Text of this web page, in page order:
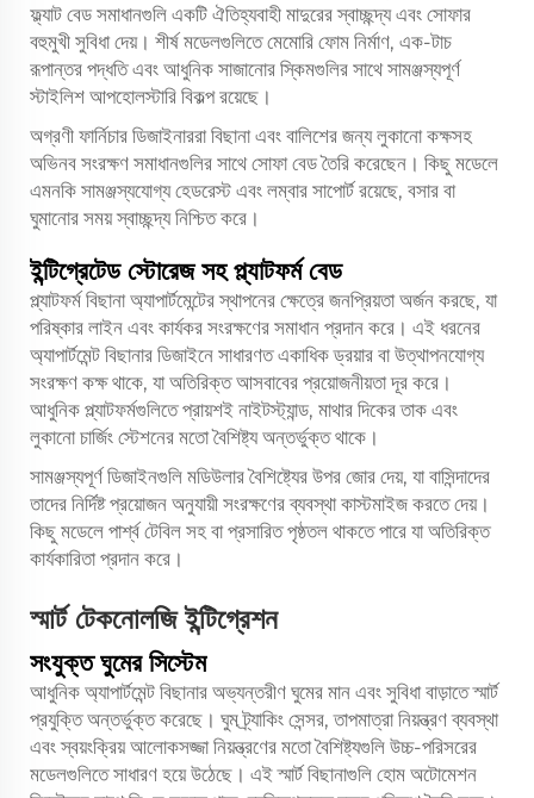
ফ্ল্যাট বেড সমাধানগুলি একটি ঐতিহ্যবাহী মাদুরের স্বাচ্ছন্দ্য এবং সোফার
বহুমুখী সুবিধা দেয়। শীর্ষ মডেলগুলিতে মেমোরি ফোম নির্মাণ, এক-টাচ
রূপান্তর পদ্ধতি এবং আধুনিক সাজানোর স্কিমগুলির সাথে সামঞ্জস্যপূর্ণ
স্টাইলিশ আপহোলস্টারি বিকল্প রয়েছে।
অগ্রণী ফার্নিচার ডিজাইনাররা বিছানা এবং বালিশের জন্য লুকানো কক্ষসহ
অভিনব সংরক্ষণ সমাধানগুলির সাথে সোফা বেড তৈরি করেছেন। কিছু মডেলে
এমনকি সামঞ্জস্যযোগ্য হেডরেস্ট এবং লম্বার সাপোর্ট রয়েছে, বসার বা
ঘুমানোর সময় স্বাচ্ছন্দ্য নিশ্চিত করে।
ইন্টিগ্রেটেড স্টোরেজ সহ প্ল্যাটফর্ম বেড
প্ল্যাটফর্ম বিছানা অ্যাপার্টমেন্টের স্থাপনের ক্ষেত্রে জনপ্রিয়তা অর্জন করছে, যা
পরিষ্কার লাইন এবং কার্যকর সংরক্ষণের সমাধান প্রদান করে। এই ধরনের
অ্যাপার্টমেন্ট বিছানার ডিজাইনে সাধারণত একাধিক ড্রয়ার বা উত্থাপনযোগ্য
সংরক্ষণ কক্ষ থাকে, যা অতিরিক্ত আসবাবের প্রয়োজনীয়তা দূর করে।
আধুনিক প্ল্যাটফর্মগুলিতে প্রায়শই নাইটস্ট্যান্ড, মাথার দিকের তাক এবং
লুকানো চার্জিং স্টেশনের মতো বৈশিষ্ট্য অন্তর্ভুক্ত থাকে।
সামঞ্জস্যপূর্ণ ডিজাইনগুলি মডিউলার বৈশিষ্ট্যের উপর জোর দেয়, যা বাসিন্দাদের
তাদের নির্দিষ্ট প্রয়োজন অনুযায়ী সংরক্ষণের ব্যবস্থা কাস্টমাইজ করতে দেয়।
কিছু মডেলে পার্শ্ব টেবিল সহ বা প্রসারিত পৃষ্ঠতল থাকতে পারে যা অতিরিক্ত
কার্যকারিতা প্রদান করে।
স্মার্ট টেকনোলজি ইন্টিগ্রেশন
সংযুক্ত ঘুমের সিস্টেম
আধুনিক অ্যাপার্টমেন্ট বিছানার অভ্যন্তরীণ ঘুমের মান এবং সুবিধা বাড়াতে স্মার্ট
প্রযুক্তি অন্তর্ভুক্ত করেছে। ঘুম ট্র্যাকিং সেন্সর, তাপমাত্রা নিয়ন্ত্রণ ব্যবস্থা
এবং স্বয়ংক্রিয় আলোকসজ্জা নিয়ন্ত্রণের মতো বৈশিষ্ট্যগুলি উচ্চ-পরিসরের
মডেলগুলিতে সাধারণ হয়ে উঠেছে। এই স্মার্ট বিছানাগুলি হোম অটোমেশন